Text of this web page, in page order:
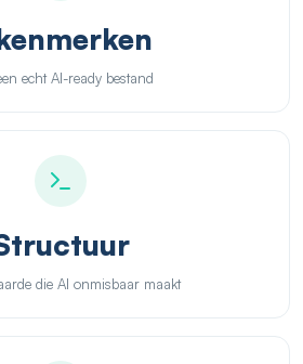
echt AI-ready bestand
die AI onmisbaar maakt